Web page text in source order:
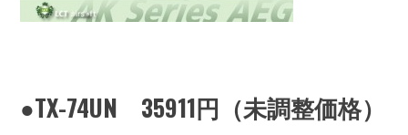
●TX-74UN 35911円（未調整価格）